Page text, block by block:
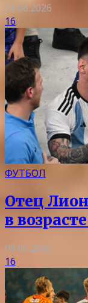
08.08.2026
16
ФУТБОЛ
Отец
в
08.08.2026
16